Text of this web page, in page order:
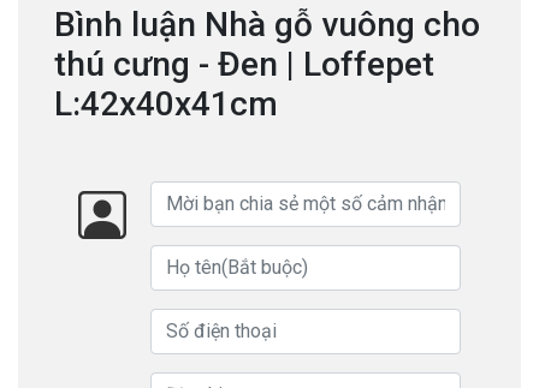
Bình luận Nhà gỗ vuông cho
thú cưng - Đen | Loffepet
L:42x40x41cm